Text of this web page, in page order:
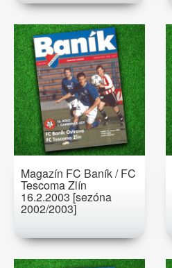
Magazín FC Baník / FC
Tescoma Zlín
16.2.2003 [sezóna
2002/2003]